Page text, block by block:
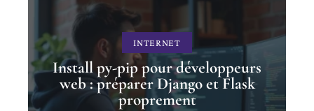
INTERNET
Install py-pip pour développeurs
web : préparer Django et Flask
proprement